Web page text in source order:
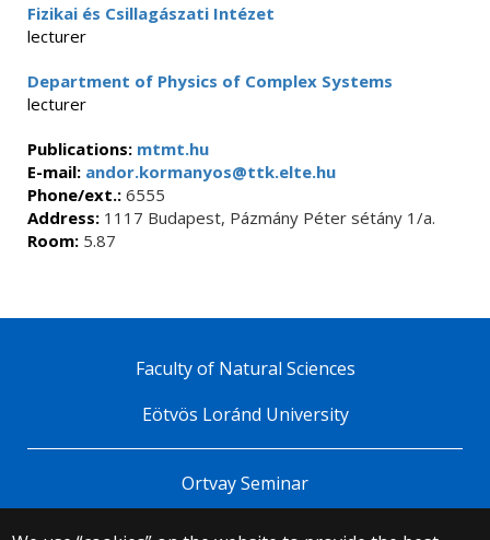
Fizikai és Csillagászati Intézet
lecturer
Department of Physics of Complex Systems
lecturer
Publications: mtmt.hu
E-mail: andor.kormanyos@ttk.elte.hu
Phone/ext.: 6555
Address: 1117 Budapest, Pázmány Péter sétány 1/a.
Room: 5.87
Faculty of Natural Sciences
Eötvös Loránd University
Ortvay Seminar